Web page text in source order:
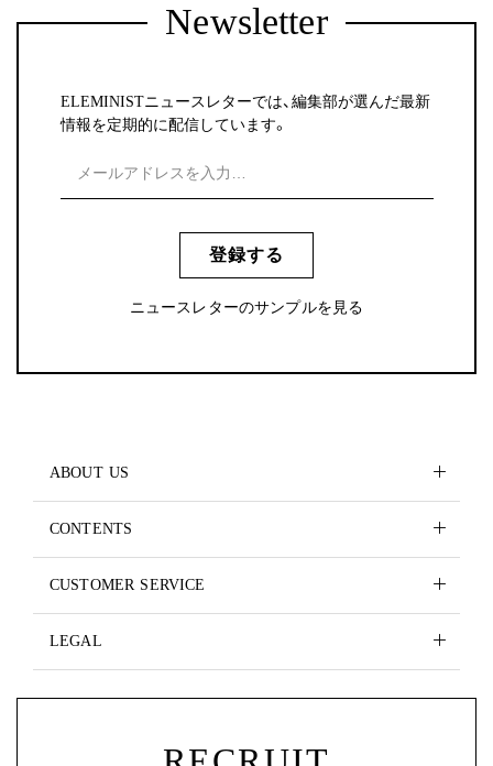
Newsletter
ELEMINISTニュースレターでは、編集部が選んだ最新
情報を定期的に配信しています。
登録する
ニュースレターのサンプルを見る
ABOUT US
CONTENTS
CUSTOMER SERVICE
LEGAL